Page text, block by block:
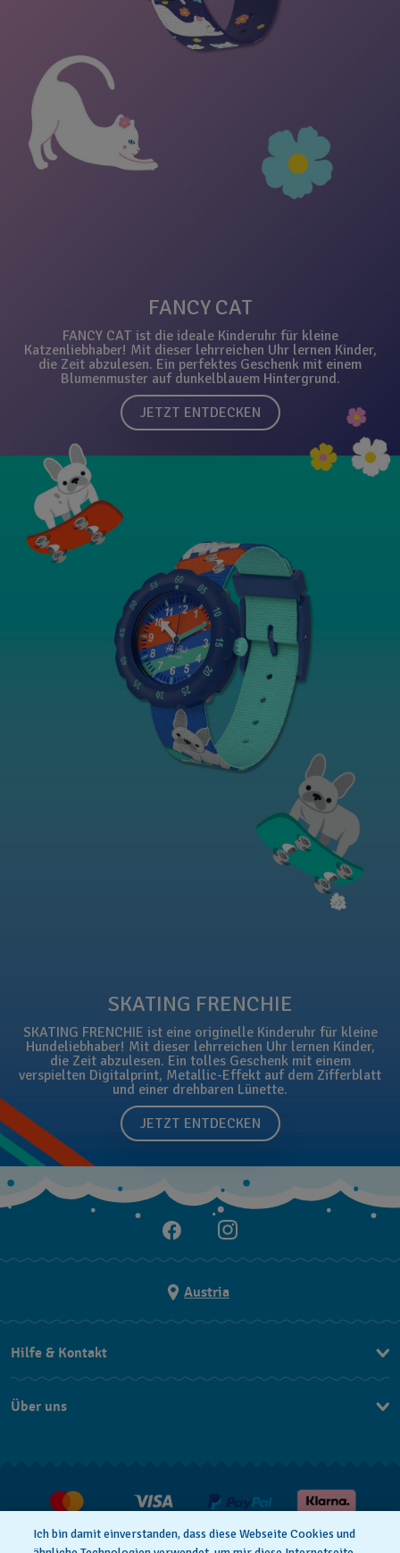
FANCY CAT
FANCY CAT ist die ideale Kinderuhr für kleine
Katzenliebhaber! Mit dieser lehrreichen Uhr lernen Kinder,
die Zeit abzulesen. Ein perfektes Geschenk mit einem
Blumenmuster auf dunkelblauem Hintergrund.
JETZT ENTDECKEN
SKATING FRENCHIE
SKATING FRENCHIE ist eine originelle Kinderuhr für kleine
Hundeliebhaber! Mit dieser lehrreichen Uhr lernen Kinder,
die Zeit abzulesen. Ein tolles Geschenk mit einem
verspielten Digitalprint, Metallic-Effekt auf dem Zifferblatt
und einer drehbaren Lünette.
JETZT ENTDECKEN
Austria
Hilfe & Kontakt
Kontakt
Verkaufs- & Lieferbedingungen
Vertrag widerrufen
Über uns
Ich bin damit einverstanden, dass diese Webseite Cookies und